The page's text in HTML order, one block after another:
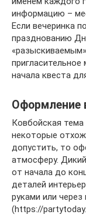
информацию –
Если вечеринка
празднованию
начала квеста
Оформление
Ковбойская
некоторые
допустить, то
атмосферу.
от начала до
деталей
руками или
(https://